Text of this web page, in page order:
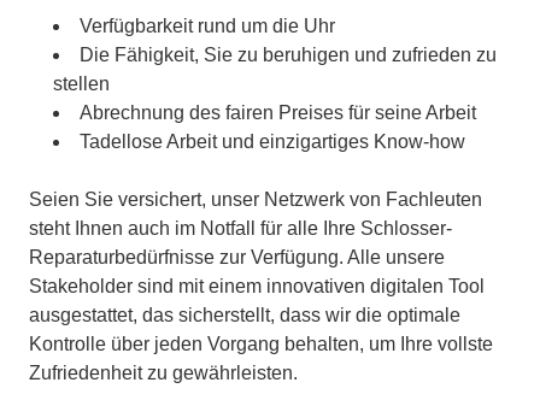
Verfügbarkeit rund um die Uhr
Die Fähigkeit, Sie zu beruhigen und zufrieden zu
stellen
Abrechnung des fairen Preises für seine Arbeit
Tadellose Arbeit und einzigartiges Know-how
Seien Sie versichert, unser Netzwerk von Fachleuten
steht Ihnen auch im Notfall für alle Ihre Schlosser-
Reparaturbedürfnisse zur Verfügung. Alle unsere
Stakeholder sind mit einem innovativen digitalen Tool
ausgestattet, das sicherstellt, dass wir die optimale
Kontrolle über jeden Vorgang behalten, um Ihre vollste
Zufriedenheit zu gewährleisten.